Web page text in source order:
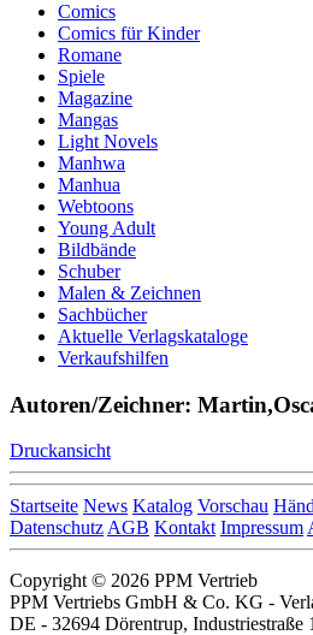
Comics
Comics für Kinder
Romane
Spiele
Magazine
Mangas
Light Novels
Manhwa
Manhua
Webtoons
Young Adult
Bildbände
Schuber
Malen & Zeichnen
Sachbücher
Aktuelle Verlagskataloge
Verkaufshilfen
Autoren/Zeichner:
Druckansicht
Startseite News Katalog Vorschau
DatenschutzAGB Kontakt Impressum
Copyright © 2026 PPM Vertrieb
PPM Vertriebs GmbH & Co. KG -
DE - 32694 Dörentrup, Industriestraße